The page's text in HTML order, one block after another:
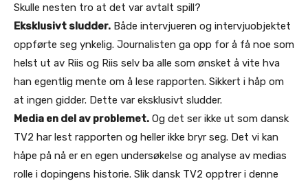
Skulle nesten tro at det var avtalt spill?
Eksklusivt sludder. Både intervjueren og intervjuobjektet
oppførte seg ynkelig. Journalisten ga opp for å få noe som
helst ut av Riis og Riis selv ba alle som ønsket å vite hva
han egentlig mente om å lese rapporten. Sikkert i håp om
at ingen gidder. Dette var eksklusivt sludder.
Media en del av problemet. Og det ser ikke ut som dansk
TV2 har lest rapporten og heller ikke bryr seg. Det vi kan
håpe på nå er en egen undersøkelse og analyse av medias
rolle i dopingens historie. Slik dansk TV2 opptrer i denne